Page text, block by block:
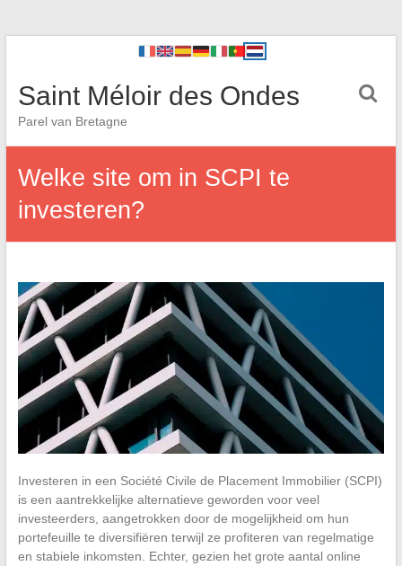
Saint Méloir des Ondes
Parel van Bretagne
Welke site om in SCPI te
investeren?
Investeren in een Société Civile de Placement Immobilier (SCPI)
is een aantrekkelijke alternatieve geworden voor veel
investeerders, aangetrokken door de mogelijkheid om hun
portefeuille te diversifiëren terwijl ze profiteren van regelmatige
en stabiele inkomsten. Echter, gezien het grote aantal online